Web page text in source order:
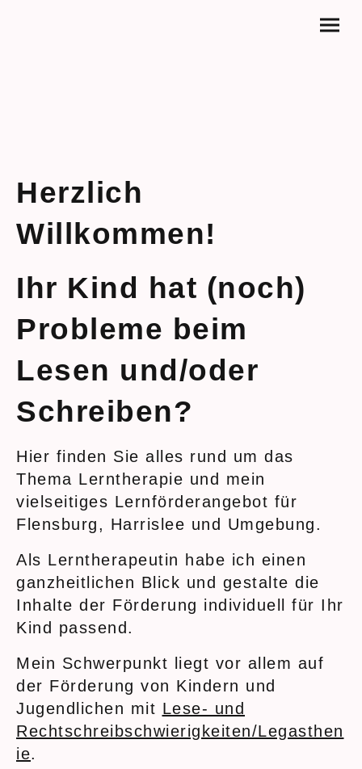
Herzlich
Willkommen!
Ihr Kind hat (noch)
Probleme beim
Lesen und/oder
Schreiben?
Hier finden Sie alles rund um das
Thema Lerntherapie und mein
vielseitiges Lernförderangebot für
Flensburg, Harrislee und Umgebung.
Als Lerntherapeutin habe ich einen
ganzheitlichen Blick und gestalte die
Inhalte der Förderung individuell für Ihr
Kind passend.
Mein Schwerpunkt liegt vor allem auf
der Förderung von Kindern und
Jugendlichen mit Lese- und
Rechtschreibschwierigkeiten/Legasthen
ie.